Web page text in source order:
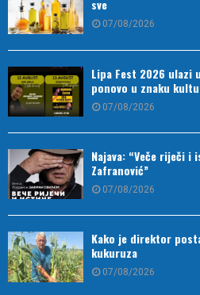
sve
07/08/2026
Lipa Fest 2026 ulazi
ponovo u znaku
07/08/2026
Najava: “Veče riječi i
Zafranović”
07/08/2026
Kako je direktor
kukuruza
07/08/2026